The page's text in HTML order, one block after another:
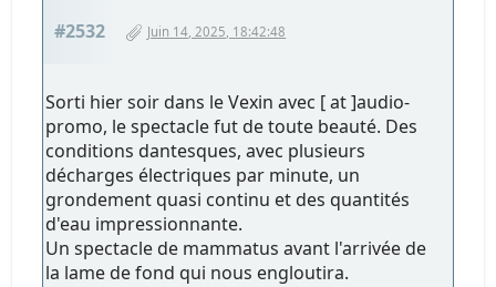
#2532 Juin 14, 2025, 18:42:48
Sorti hier soir dans le Vexin avec [ at ]audio-
promo, le spectacle fut de toute beauté. Des
conditions dantesques, avec plusieurs
décharges électriques par minute, un
grondement quasi continu et des quantités
d'eau impressionnante.
Un spectacle de mammatus avant l'arrivée de
la lame de fond qui nous engloutira.